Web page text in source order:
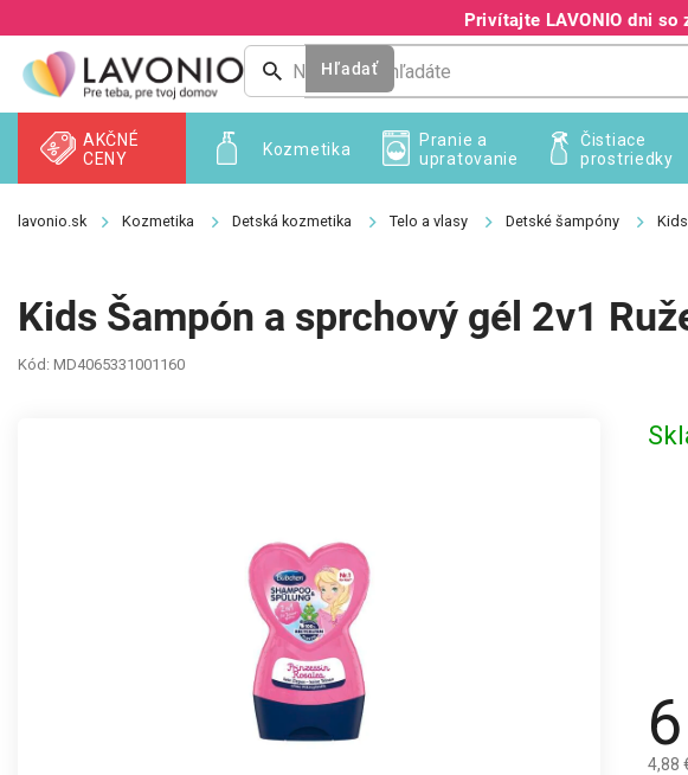
na
obsah
Privítajte LAVONIO dni so
Hľadať
Kozmetika
AKČNÉ
CENY
Pranie a
upratovanie
Čistiace
prostriedky
Kozmetika Detská kozmetika Telo a vlasy Detské šampóny
Kids Šampón a sprchový gél 2v1
Kód: MD4065331001160
4,88